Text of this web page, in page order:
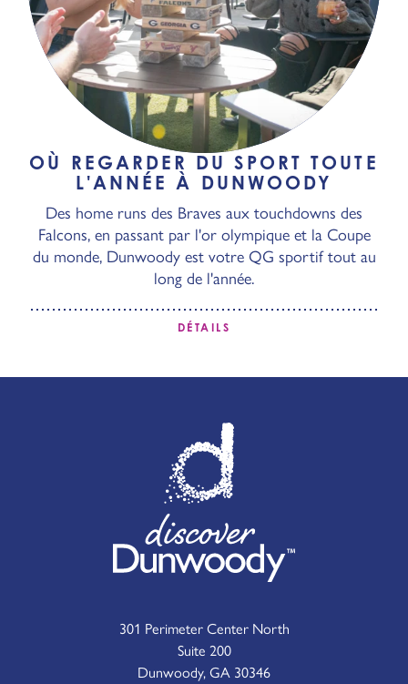
OÙ REGARDER DU SPORT TOUTE
L'ANNÉE À DUNWOODY
Des home runs des Braves aux touchdowns des
Falcons, en passant par l'or olympique et la Coupe
du monde, Dunwoody est votre QG sportif tout au
long de l'année.
DÉTAILS
301 Perimeter Center North
Suite 200
Dunwoody, GA 30346